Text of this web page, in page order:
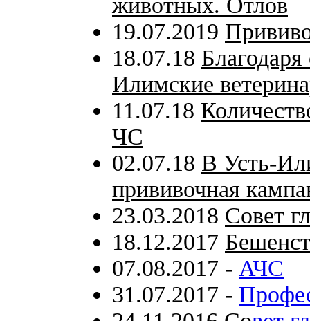
животных. Отлов
19.07.2019
18.07.18
Илимские
11.07.18
ЧС
02.07.18 В Усть-
прививочная
23.03.2018 Совет
18.12.2017
07.08.2017 - АЧС
31.07.2017 -